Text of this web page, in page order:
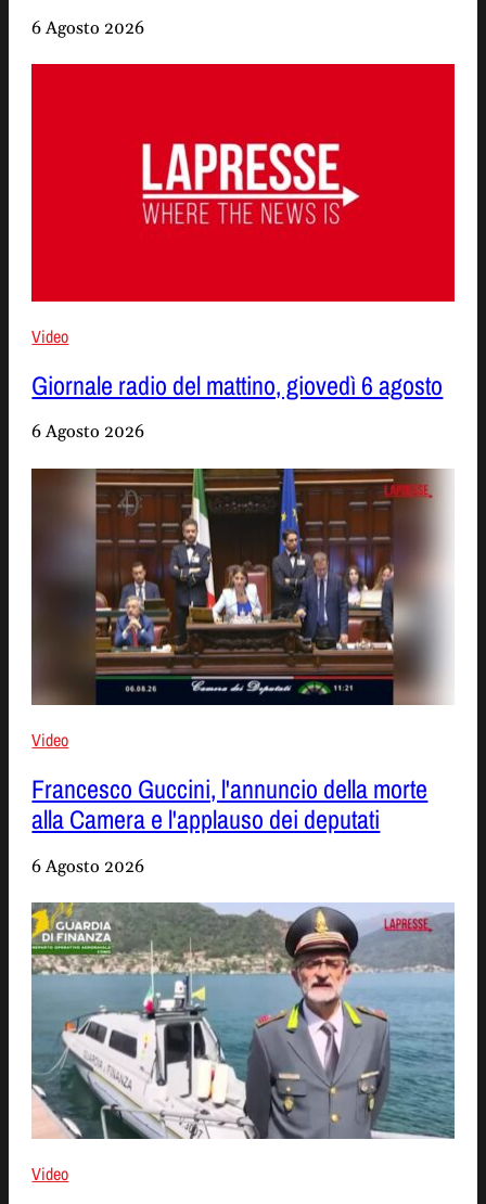
6 Agosto 2026
Video
Giornale radio del mattino, giovedì 6 agosto
6 Agosto 2026
Video
Francesco Guccini, l'annuncio della morte
alla Camera e l'applauso dei deputati
6 Agosto 2026
Video